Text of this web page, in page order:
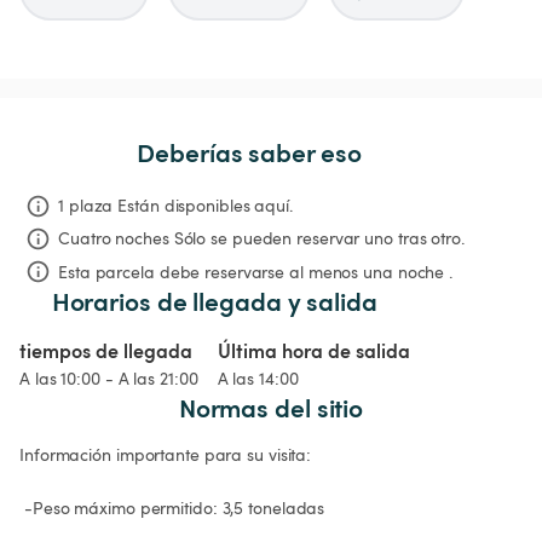
Deberías saber eso
1 plaza Están disponibles aquí.
Cuatro noches Sólo se pueden reservar uno tras otro.
Esta parcela debe reservarse al menos una noche .
Horarios de llegada y salida
tiempos de llegada
A las 10:00 - A las 21:00
Última hora de salida
A las 14:00
Normas del sitio
Información importante para su visita: